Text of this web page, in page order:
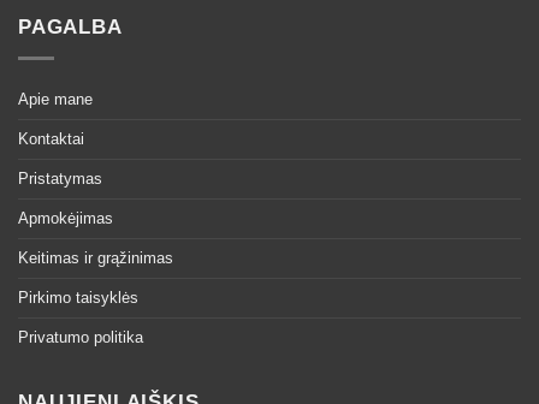
PAGALBA
Apie mane
Kontaktai
Pristatymas
Apmokėjimas
Keitimas ir grąžinimas
Pirkimo taisyklės
Privatumo politika